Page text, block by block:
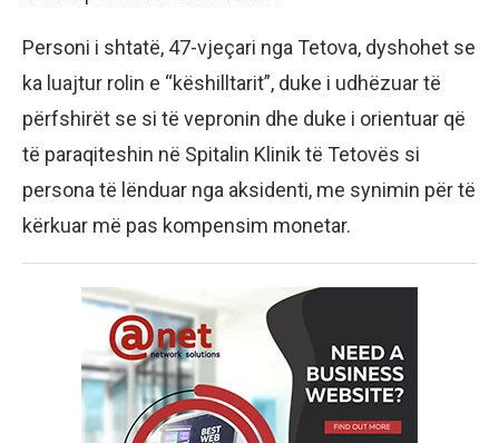
Personi i shtatë, 47-vjeçari nga Tetova, dyshohet se
ka luajtur rolin e “këshilltarit”, duke i udhëzuar të
përfshirët se si të vepronin dhe duke i orientuar që
të paraqiteshin në Spitalin Klinik të Tetovës si
persona të lënduar nga aksidenti, me synimin për të
kërkuar më pas kompensim monetar.